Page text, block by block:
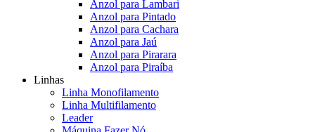
Anzol para Lambari
Anzol para Pintado
Anzol para Cachara
Anzol para Jaú
Anzol para Pirarara
Anzol para Piraíba
Linhas
Linha Monofilamento
Linha Multifilamento
Leader